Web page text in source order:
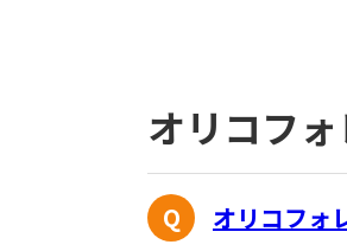
オリコフ
オリコフォ